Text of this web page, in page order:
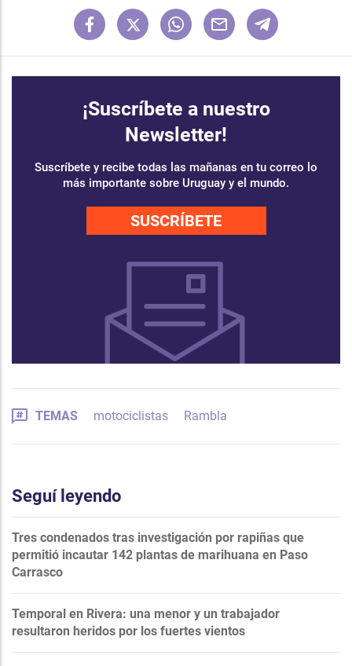
¡Suscríbete a nuestro
Newsletter!
Suscríbete y recibe todas las mañanas en tu correo lo
más importante sobre Uruguay y el mundo.
SUSCRÍBETE
TEMAS motociclistas Rambla
Seguí leyendo
Tres condenados tras investigación por rapiñas que
permitió incautar 142 plantas de marihuana en Paso
Carrasco
Temporal en Rivera: una menor y un trabajador
resultaron heridos por los fuertes vientos